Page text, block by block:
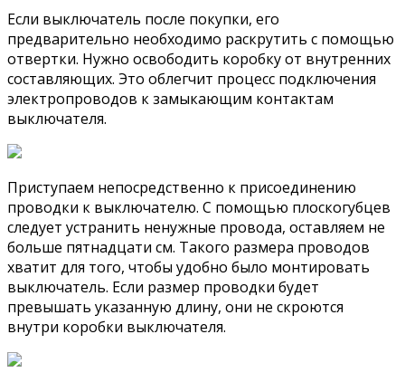
Если выключатель после покупки, его
предварительно необходимо раскрутить с помощью
отвертки. Нужно освободить коробку от внутренних
составляющих. Это облегчит процесс подключения
электропроводов к замыкающим контактам
выключателя.
Приступаем непосредственно к присоединению
проводки к выключателю. С помощью плоскогубцев
следует устранить ненужные провода, оставляем не
больше пятнадцати см. Такого размера проводов
хватит для того, чтобы удобно было монтировать
выключатель. Если размер проводки будет
превышать указанную длину, они не скроются
внутри коробки выключателя.